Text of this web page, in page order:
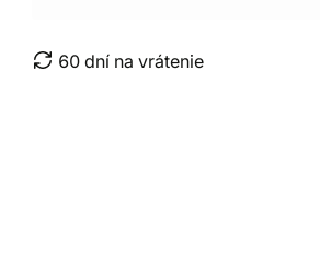
60 dní na vrátenie